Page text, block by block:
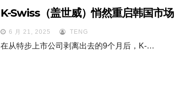
K-Swiss（盖世威）悄然重启韩国市场
6 月 21, 2025 TENG
在从特步上市公司剥离出去的9个月后，K-…